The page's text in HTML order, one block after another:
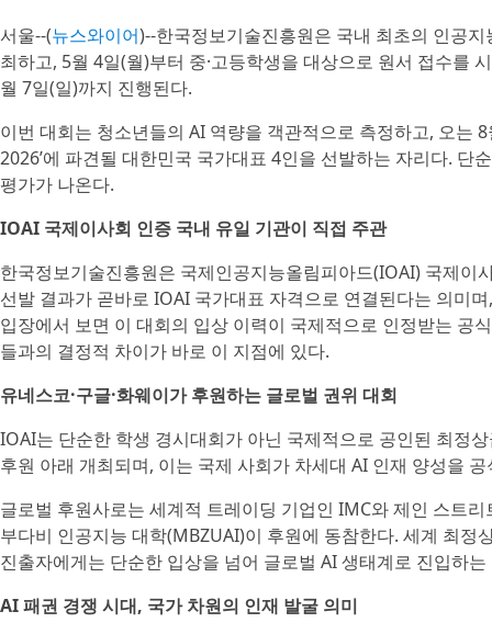
서울--(뉴스와이어)--한국정보기술진흥원은 국내 최초의 인공
최하고, 5월 4일(월)부터 중·고등학생을 대상으로 원서 접수를
월 7일(일)까지 진행된다.
이번 대회는 청소년들의 AI 역량을 객관적으로 측정하고, 오는
2026’에 파견될 대한민국 국가대표 4인을 선발하는 자리다.
평가가 나온다.
IOAI 국제이사회 인증 국내 유일 기관이 직접 주관
한국정보기술진흥원은 국제인공지능올림피아드(IOAI) 국제이
선발 결과가 곧바로 IOAI 국가대표 자격으로 연결된다는 의미
입장에서 보면 이 대회의 입상 이력이 국제적으로 인정받는 공
들과의 결정적 차이가 바로 이 지점에 있다.
유네스코·구글·화웨이가 후원하는 글로벌 권위 대회
IOAI는 단순한 학생 경시대회가 아닌 국제적으로 공인된 최정
후원 아래 개최되며, 이는 국제 사회가 차세대 AI 인재 양성을
글로벌 후원사로는 세계적 트레이딩 기업인 IMC와 제인 스트
부다비 인공지능 대학(MBZUAI)이 후원에 동참한다. 세계 최정
진출자에게는 단순한 입상을 넘어 글로벌 AI 생태계로 진입하
AI 패권 경쟁 시대, 국가 차원의 인재 발굴 의미